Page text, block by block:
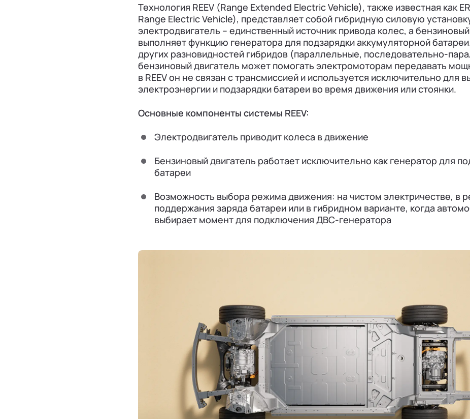
Технология REEV (Range Extended Electric Vehicle), также известная как
Range Electric Vehicle), представляет собой гибридную силовую
электродвигатель – единственный источник привода колес, а
выполняет функцию генератора для подзарядки аккумуляторной
других разновидностей гибридов (параллельные, последовательно-
бензиновый двигатель может помогать электромоторам передавать
в REEV он не связан с трансмиссией и используется исключительно для
электроэнергии и подзарядки батареи во время движения или стоянки.
Основные компоненты системы REEV:
Электродвигатель приводит колеса в движение
Бензиновый двигатель работает исключительно как генератор для
батареи
Возможность выбора режима движения: на чистом электричестве, в
поддержания заряда батареи или в гибридном варианте, когда
выбирает момент для подключения ДВС-генератора